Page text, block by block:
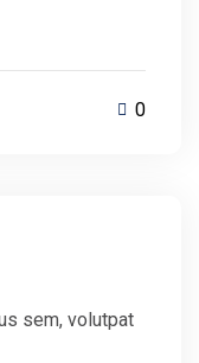
0
sem, volutpat